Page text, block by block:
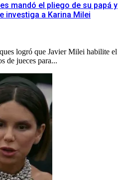
mandó el pliego de su papá y
investiga a Karina Milei
logró que Javier Milei habilite el
de jueces para...